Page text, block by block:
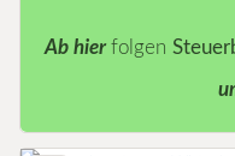
Ab hierfolgen